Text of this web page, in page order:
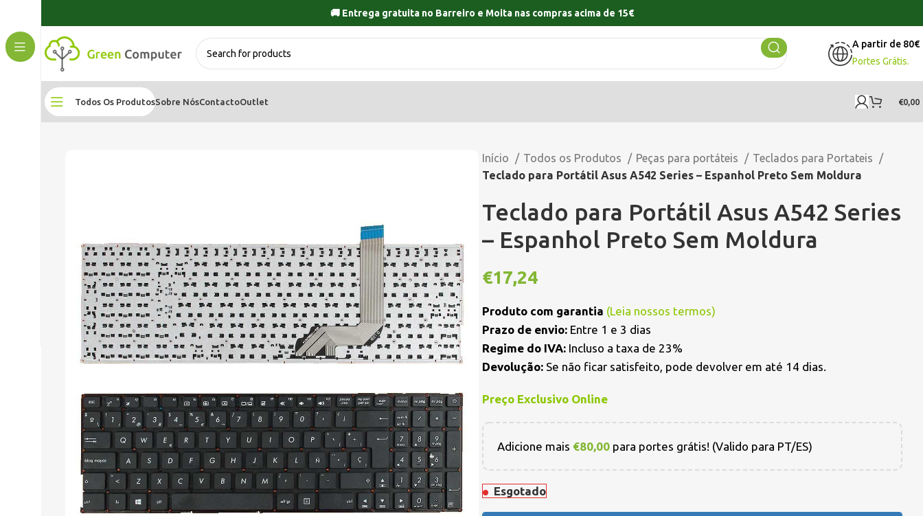
🚚 Entrega gratuita no Barreiro e Moita nas compras acima de 15€
A partir de 80€
Portes Grátis.
Todos Os ProdutosSobre NósContactoOutlet €0,00
Início Todos os Produtos Peças para portáteis
Teclados para Portateis
Teclado para Portátil Asus A542 Series – Espanhol Preto Sem Moldura
Teclado para Portátil Asus A542 Series
– Espanhol Preto Sem Moldura
€17,24
Produto com garantia (Leia nossos termos)
Prazo de envio: Entre 1 e 3 dias
Regime do IVA: Incluso a taxa de 23%
Devolução: Se não ficar satisfeito, pode devolver em até 14 dias.
Preço Exclusivo Online
Adicione mais €80,00 para portes grátis! (Valido para PT/ES)
Esgotado